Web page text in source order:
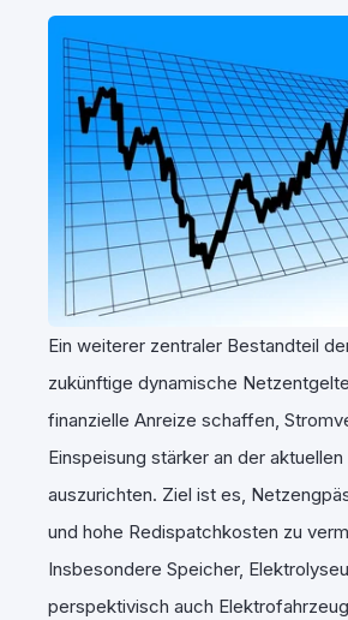
Ein weiterer zentraler Bestandteil
zukünftige dynamische
finanzielle Anreize schaffen,
Einspeisung stärker an der
auszurichten. Ziel ist es,
und hohe Redispatchkosten zu
Insbesondere Speicher,
perspektivisch auch